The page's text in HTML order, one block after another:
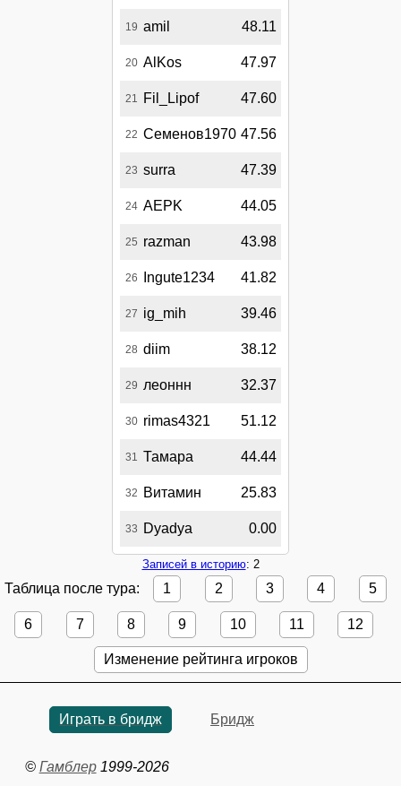
19 amil 48.11
20 AlKos 47.97
21 Fil_Lipof 47.60
22 Семенов1970 47.56
23 surra 47.39
24 AEPK 44.05
25 razman 43.98
26 Ingute1234 41.82
27 ig_mih 39.46
28 diim 38.12
29 леоннн 32.37
30 rimas4321 51.12
31 Тамара 44.44
32 Витамин 25.83
33 Dyadya 0.00
Записей в историю: 2
Таблица после тура: 1 2 3 4 5
6 7 8 9 10 11 12
Изменение рейтинга игроков
Играть в бридж Бридж
© Гамблер1999-2026